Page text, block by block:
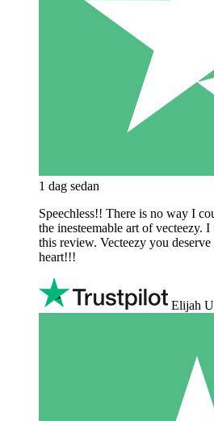
1 dag sedan
Speechless!! There is no way I
the inesteemable art of vecteezy.
this review. Vecteezy you
heart!!!
Elijah